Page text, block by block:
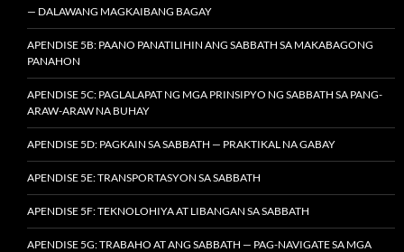
— DALAWANG MAGKAIBANG BAGAY
APENDISE 5B: PAANO PANATILIHIN ANG SABBATH SA MAKABAGONG
PANAHON
APENDISE 5C: PAGLALAPAT NG MGA PRINSIPYO NG SABBATH SA PANG-
ARAW-ARAW NA BUHAY
APENDISE 5D: PAGKAIN SA SABBATH — PRAKTIKAL NA GABAY
APENDISE 5E: TRANSPORTASYON SA SABBATH
APENDISE 5F: TEKNOLOHIYA AT LIBANGAN SA SABBATH
APENDISE 5G: TRABAHO AT ANG SABBATH — PAG-NAVIGATE SA MGA